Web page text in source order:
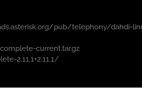
pub/telephony/dahdi-
current.tar.gz
2.11.1+2.11.1/